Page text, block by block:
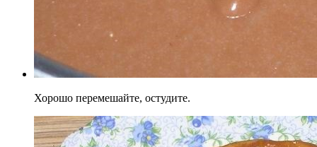
Хорошо перемешайте, остудите.